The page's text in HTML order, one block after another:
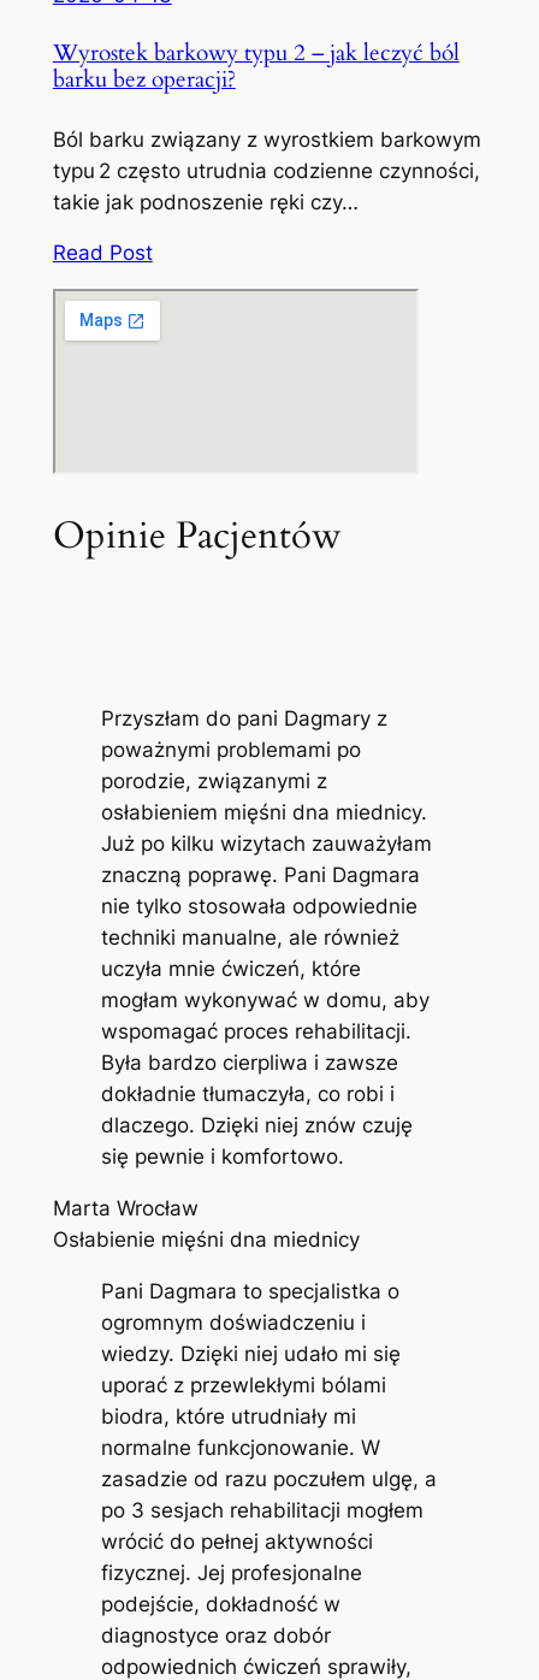
Wyrostek barkowy typu 2 – jak leczyć ból
barku bez operacji?
Ból barku związany z wyrostkiem barkowym
typu 2 często utrudnia codzienne czynności,
takie jak podnoszenie ręki czy…
Read Post
Opinie Pacjentów
Przyszłam do pani Dagmary z
poważnymi problemami po
porodzie, związanymi z
osłabieniem mięśni dna miednicy.
Już po kilku wizytach zauważyłam
znaczną poprawę. Pani Dagmara
nie tylko stosowała odpowiednie
techniki manualne, ale również
uczyła mnie ćwiczeń, które
mogłam wykonywać w domu, aby
wspomagać proces rehabilitacji.
Była bardzo cierpliwa i zawsze
dokładnie tłumaczyła, co robi i
dlaczego. Dzięki niej znów czuję
się pewnie i komfortowo.
Marta Wrocław
Osłabienie mięśni dna miednicy
Pani Dagmara to specjalistka o
ogromnym doświadczeniu i
wiedzy. Dzięki niej udało mi się
uporać z przewlekłymi bólami
biodra, które utrudniały mi
normalne funkcjonowanie. W
zasadzie od razu poczułem ulgę, a
po 3 sesjach rehabilitacji mogłem
wrócić do pełnej aktywności
fizycznej. Jej profesjonalne
podejście, dokładność w
diagnostyce oraz dobór
odpowiednich ćwiczeń sprawiły,